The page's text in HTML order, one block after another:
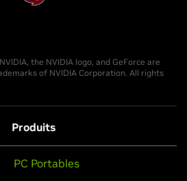
the NVIDIA logo, and GeForce are
of NVIDIA Corporation. All rights
Produits
PC Portables